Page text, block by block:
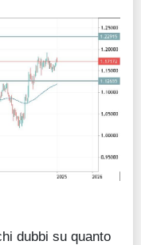
dubbi su quanto